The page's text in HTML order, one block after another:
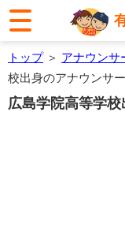
トップ＞ アナウンサ
校出身のアナウンサー
広島学院高等学